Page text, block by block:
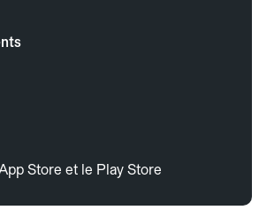
Store et le Play Store